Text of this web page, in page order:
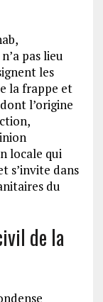
pas lieu
les
la frappe et
l’origine
locale qui
s’invite dans
du
de la